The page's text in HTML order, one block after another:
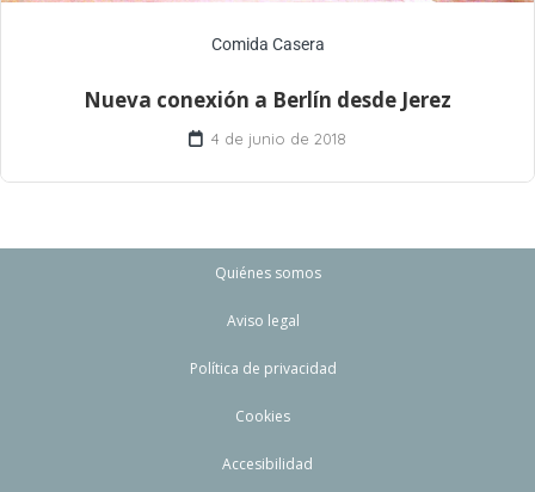
Comida Casera
Nueva conexión a Berlín desde Jerez
4 de junio de 2018
Quiénes somos
Aviso legal
Política de privacidad
Cookies
Accesibilidad